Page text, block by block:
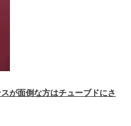
が面倒な方はチューブドにさ